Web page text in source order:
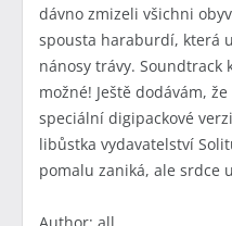
dávno zmizeli všichni
spousta haraburdí, která
nánosy trávy. Soundtrack
možné! Ještě dodávám,
speciální digipackové
libůstka vydavatelství
pomalu zaniká, ale srdce